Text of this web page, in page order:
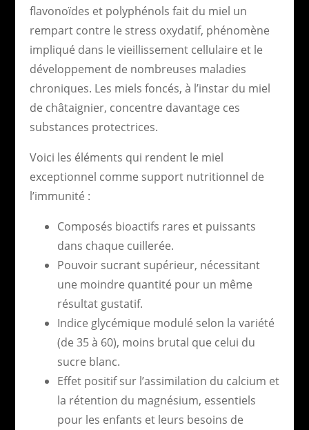
flavonoïdes et polyphénols fait du miel un
rempart contre le stress oxydatif, phénomène
impliqué dans le vieillissement cellulaire et le
développement de nombreuses maladies
chroniques. Les miels foncés, à l’instar du miel
de châtaignier, concentre davantage ces
substances protectrices.
Voici les éléments qui rendent le miel
exceptionnel comme support nutritionnel de
l’immunité :
Composés bioactifs rares et puissants
dans chaque cuillerée.
Pouvoir sucrant supérieur, nécessitant
une moindre quantité pour un même
résultat gustatif.
Indice glycémique modulé selon la variété
(de 35 à 60), moins brutal que celui du
sucre blanc.
Effet positif sur l’assimilation du calcium et
la rétention du magnésium, essentiels
pour les enfants et leurs besoins de